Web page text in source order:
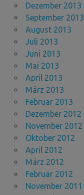
Dezember 2013
September 2013
August 2013
Juli 2013
Juni 2013
Mai 2013
April 2013
März 2013
Februar 2013
Dezember 2012
November 2012
Oktober 2012
April 2012
März 2012
Februar 2012
November 2011